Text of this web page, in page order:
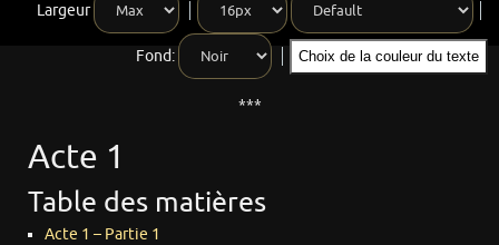
Largeur
Fond: Choix de la couleur du texte
***
Acte 1
Table des matières
Acte 1 – Partie 1